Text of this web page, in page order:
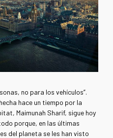
no para los vehículos”.
hace un tiempo por la
Maimunah Sharif, sigue hoy
porque, en las últimas
del planeta se les han visto